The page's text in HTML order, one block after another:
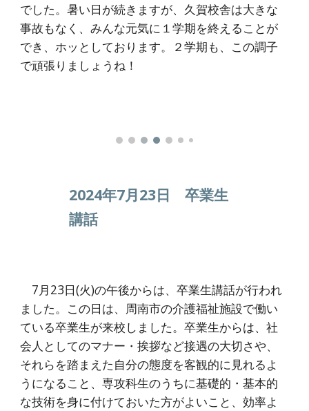
でした。暑い日が続きますが、久賀校舎は大きな
事故もなく、みんな元気に１学期を終えることが
でき、ホッとしております。２学期も、この調子
で頑張りましょうね！
2024年7月23日 卒業生
講話
7月23日(火)の午後からは、卒業生講話が行われ
ました。この日は、周南市の介護福祉施設で働い
ている卒業生が来校しました。卒業生からは、社
会人としてのマナー・挨拶など接遇の大切さや、
それらを踏まえた自分の態度を客観的に見れるよ
うになること、専攻科生のうちに基礎的・基本的
な技術を身に付けておいた方がよいこと、効率よ